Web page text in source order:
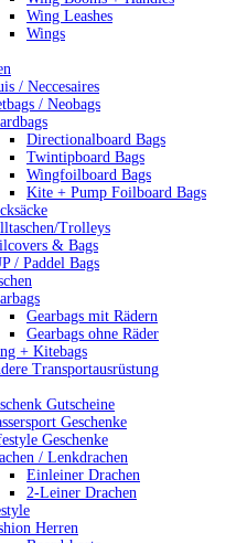
Wing Leashes
Wings
/ Neccesaires
/ Neobags
Directionalboard Bags
Twintipboard Bags
Wingfoilboard Bags
Kite + Pump Foilboard Bags
Trolleys
& Bags
/ Paddel Bags
Gearbags mit Rädern
Gearbags ohne Räder
+ Kitebags
Transportausrüstung
Gutscheine
Geschenke
Geschenke
/ Lenkdrachen
Einleiner Drachen
2-Leiner Drachen
Herren